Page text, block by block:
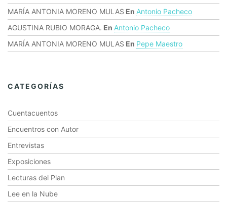
MARÍA ANTONIA MORENO MULAS En Antonio Pacheco
AGUSTINA RUBIO MORAGA. En Antonio Pacheco
MARÍA ANTONIA MORENO MULAS En Pepe Maestro
CATEGORÍAS
Cuentacuentos
Encuentros con Autor
Entrevistas
Exposiciones
Lecturas del Plan
Lee en la Nube